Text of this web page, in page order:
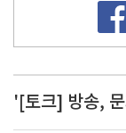
'[토크] 방송,